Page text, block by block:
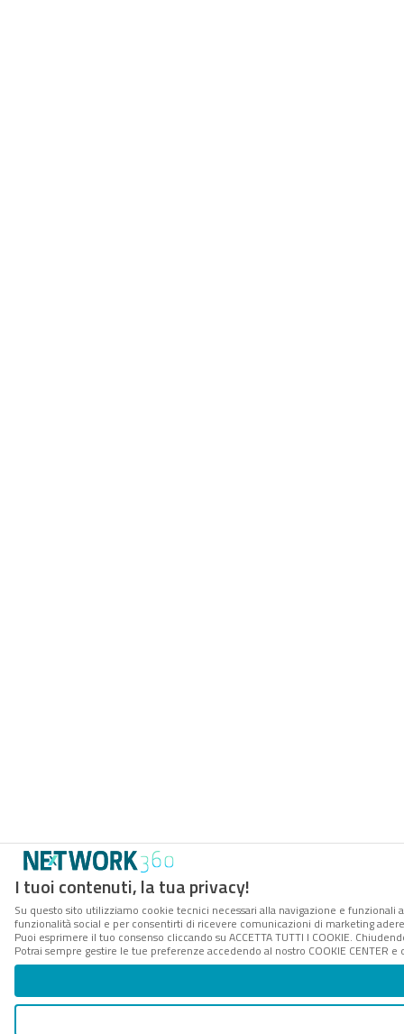
I tuoi contenuti, la tua privacy!
Su questo sito utilizziamo cookie tecnici necessari alla navigazione e
funzionalità social e per consentirti di ricevere comunicazioni di marketing
Puoi esprimere il tuo consenso cliccando su ACCETTA TUTTI I COOKIE.
Potrai sempre gestire le tue preferenze accedendo al nostro COOKIE